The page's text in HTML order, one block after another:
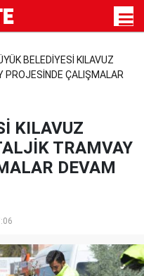
BELEDİYESİ KILAVUZ
PROJESİNDE ÇALIŞMALAR
KILAVUZ
TRAMVAY
DEVAM